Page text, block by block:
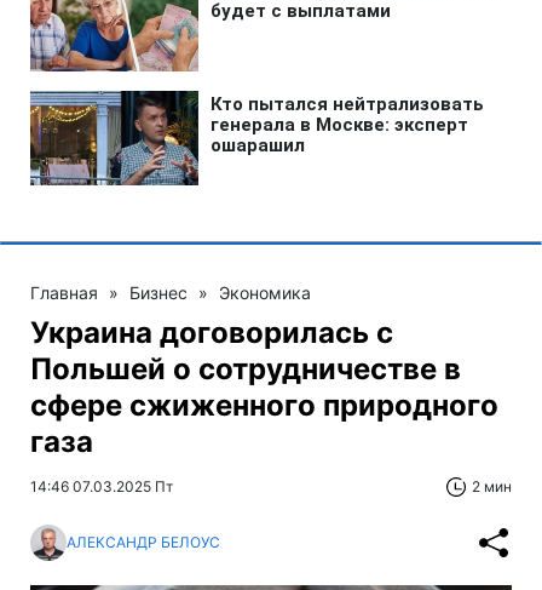
Главная » Бизнес » Экономика
Украина договорилась с
Польшей о сотрудничестве в
сфере сжиженного природного
газа
14:46 07.03.2025 Пт 2 мин
АЛЕКСАНДР БЕЛОУС